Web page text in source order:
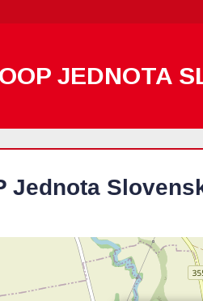
JEDNOTA
Jednota